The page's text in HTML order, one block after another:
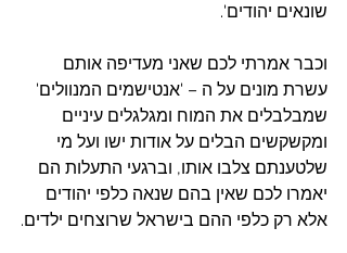
שונאים יהודים'.
וכבר אמרתי לכם שאני מעדיפה אותם
עשרת מונים על ה – 'אנטישמים המנוולים'
שמבלבלים את המוח ומגלגלים עיניים
ומקשקשים הבלים על אודות ישו ועל מי
שלטענתם צלבו אותו, וברגעי התעלות הם
יאמרו לכם שאין בהם שנאה כלפי יהודים
אלא רק כלפי ההם בישראל שרוצחים ילדים.